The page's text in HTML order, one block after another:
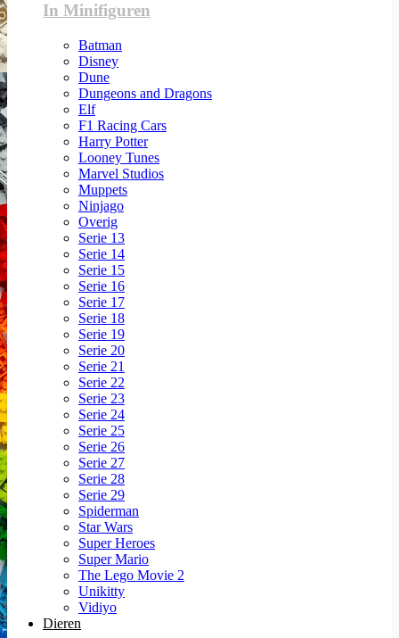
In Minifiguren
Batman
Disney
Dune
Dungeons and Dragons
Elf
F1 Racing Cars
Harry Potter
Looney Tunes
Marvel Studios
Muppets
Ninjago
Overig
Serie 13
Serie 14
Serie 15
Serie 16
Serie 17
Serie 18
Serie 19
Serie 20
Serie 21
Serie 22
Serie 23
Serie 24
Serie 25
Serie 26
Serie 27
Serie 28
Serie 29
Spiderman
Star Wars
Super Heroes
Super Mario
The Lego Movie 2
Unikitty
Vidiyo
Dieren